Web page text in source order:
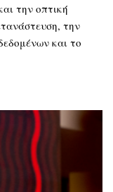
την οπτική
την
και το